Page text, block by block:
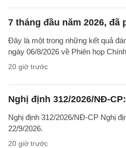
7 tháng đầu năm 2026,
Đây là một trong những kết quả
ngày 06/8/2026 về Phiên họp
20 giờ trước
Nghị định 312/2026/NĐ-
Nghị định 312/2026/NĐ-CP Nghị
22/9/2026.
20 giờ trước